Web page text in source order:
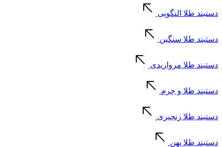
دستبند طلا النگویی
دستبند طلا سنگین
دستبند طلا مرواریدی
دستبند طلا و چرم
دستبند طلا زنجیری
دستبند طلا پهن